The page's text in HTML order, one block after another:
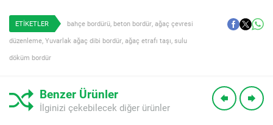
ETİKETLER bahçe bordürü, beton bordür, ağaç çevresi
düzenleme, Yuvarlak ağaç dibi bordür, ağaç etrafı taşı, sulu
döküm bordür
Benzer Ürünler
İlginizi çekebilecek diğer ürünler